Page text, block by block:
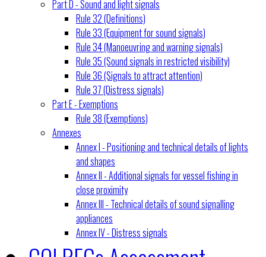
Part D - Sound and light signals
Rule 32 (Definitions)
Rule 33 (Equipment for sound signals)
Rule 34 (Manoeuvring and warning signals)
Rule 35 (Sound signals in restricted visibility)
Rule 36 (Signals to attract attention)
Rule 37 (Distress signals)
Part E - Exemptions
Rule 38 (Exemptions)
Annexes
Annex I - Positioning and technical details of lights
and shapes
Annex II - Additional signals for vessel fishing in
close proximity
Annex III - Technical details of sound signalling
appliances
Annex IV - Distress signals